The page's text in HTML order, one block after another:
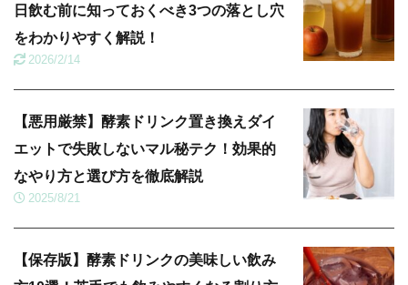
日飲む前に知っておくべき3つの落とし穴
をわかりやすく解説！
2026/2/14
【悪用厳禁】酵素ドリンク置き換えダイ
エットで失敗しないマル秘テク！効果的
なやり方と選び方を徹底解説
2025/8/21
【保存版】酵素ドリンクの美味しい飲み